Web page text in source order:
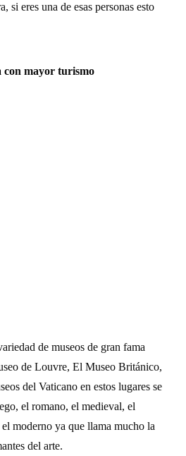
si eres una de esas personas esto
con mayor turismo
de museos de gran fama
de Louvre, El Museo Británico,
del Vaticano en estos lugares se
el romano, el medieval, el
moderno ya que llama mucho la
del arte.